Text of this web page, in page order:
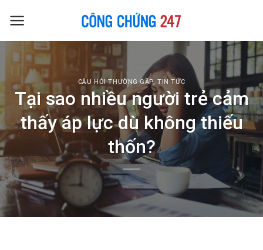
CÂU HỎI THƯỜNG GẶP,TIN TỨC
Tại sao nhiều người trẻ cảm
thấy áp lực dù không thiếu
thốn?